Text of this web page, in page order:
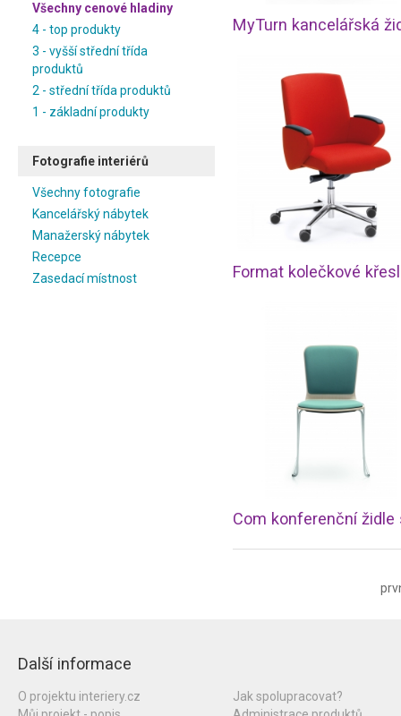
Všechny cenové hladiny
4 - top produkty
3 - vyšší střední třída
produktů
2 - střední třída produktů
1 - základní produkty
Fotografie interiérů
Všechny fotografie
Kancelářský nábytek
Manažerský nábytek
Recepce
Zasedací místnost
Další informace
O projektu interiery.cz
Jak spolupracovat?